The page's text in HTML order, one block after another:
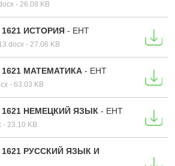
- 26.08 KB
ИСТОРИЯ - ЕНТ
- 27.06 KB
1621 МАТЕМАТИКА - ЕНТ
- 63.03 KB
1621 НЕМЕЦКИЙ ЯЗЫК - ЕНТ
- 23.10 KB
1621 РУССКИЙ ЯЗЫК И